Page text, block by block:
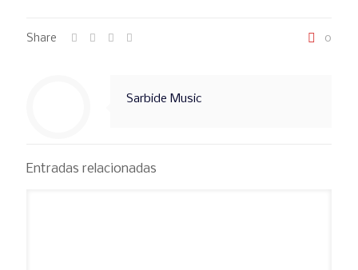
Share 0
Sarbide Music
Entradas relacionadas